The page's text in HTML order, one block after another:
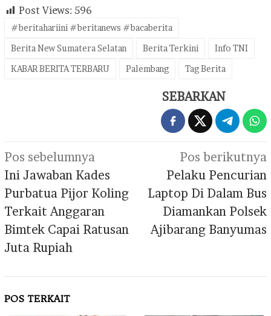
Post Views: 596
#beritahariini #beritanews #bacaberita
Berita New Sumatera Selatan
Berita Terkini
Info TNI
KABAR BERITA TERBARU
Palembang Tag Berita
SEBARKAN
Navigasi
pos
Pos sebelumnya
Ini Jawaban Kades
Purbatua Pijor Koling
Terkait Anggaran
Bimtek Capai Ratusan
Juta Rupiah
Pos berikutnya
Pelaku Pencurian
Laptop Di Dalam Bus
Diamankan Polsek
Ajibarang Banyumas
POS TERKAIT